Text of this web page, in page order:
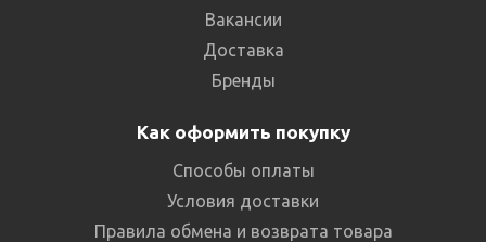
Вакансии
Доставка
Бренды
Как оформить покупку
Способы оплаты
Условия доставки
Правила обмена и возврата товара